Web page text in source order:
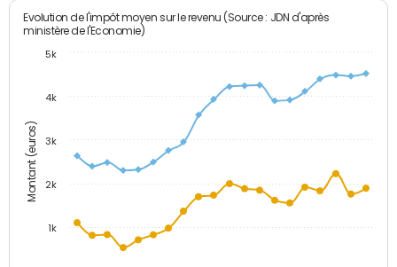
Montant (euros)
Evolution de l'impôt moyen sur le revenu (Source : JDN d'après
ministère de l'Economie)
1k
2k
3k
4k
5k